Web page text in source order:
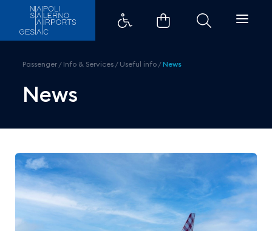
Volotea, new flights to Catania
Passenger / Info & Services / Useful info /News
News